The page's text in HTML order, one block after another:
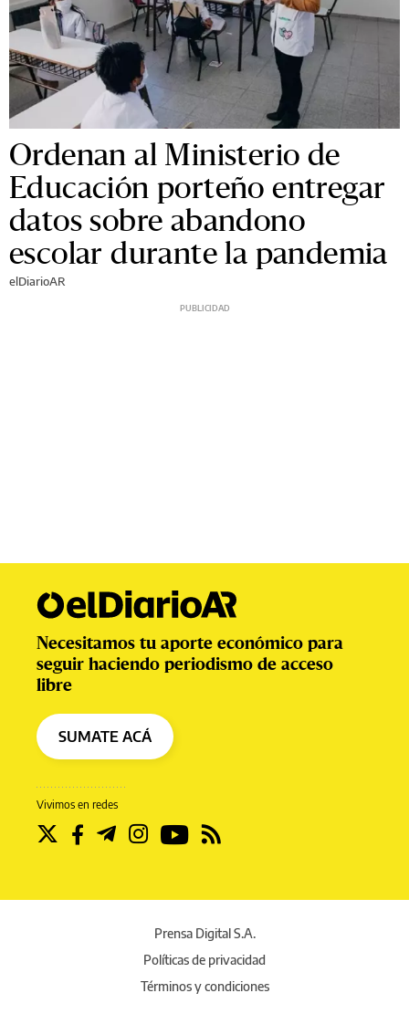
Ordenan al Ministerio de
Educación porteño entregar
datos sobre abandono
escolar durante la pandemia
elDiarioAR
Vivimos en redes
Necesitamos tu aporte económico para
seguir haciendo periodismo de acceso
libre
SUMATE ACÁ
Prensa Digital S.A.
Políticas de privacidad
Términos y condiciones